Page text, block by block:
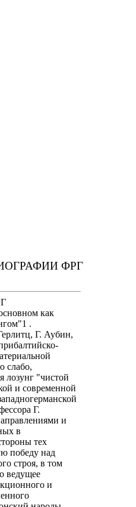
ФРГ
как
.
Г. Аубин,
слабо,
лозунг "чистой
и современной
Г.
и
в
тех
победу над
строя, в том
ведущее
и